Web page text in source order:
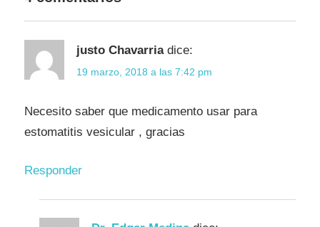
Sanidad
justo Chavarria dice:
19 marzo, 2018 a las 7:42 pm
Necesito saber que medicamento usar para
estomatitis vesicular , gracias
Responder